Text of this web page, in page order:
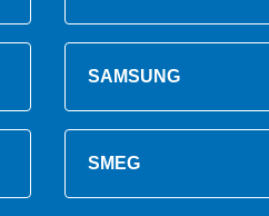
SAMSUNG
SMEG